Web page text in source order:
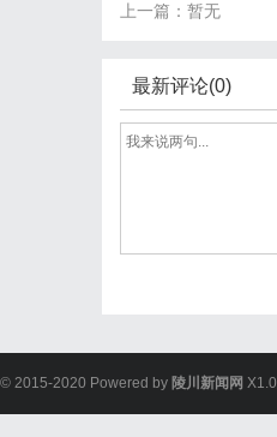
上一篇：暂无
最新评论(0)
© 2015-2020 Powered by 陵川新闻网 X1.0